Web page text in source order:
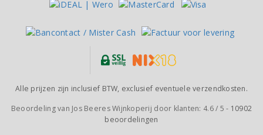
Alle prijzen zijn inclusief BTW, exclusief eventuele verzendkosten.
Beoordeling van Jos Beeres Wijnkoperij door klanten: 4.6/ 5 - 10902
beoordelingen